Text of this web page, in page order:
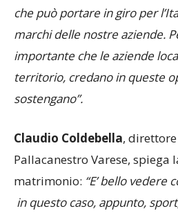
che può portare in giro per
marchi delle nostre aziende.
importante che le aziende
territorio, credano in queste
sostengano”.
Claudio Coldebella,
Pallacanestro Varese, spiega
matrimonio: “E’ bello vedere
in questo caso, appunto,